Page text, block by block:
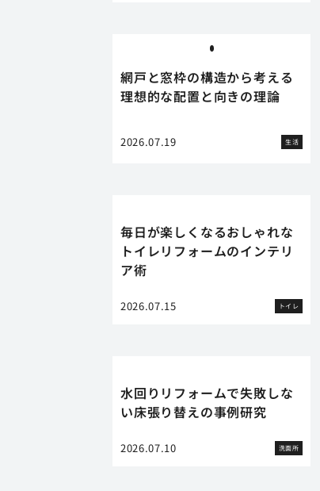
網戸と窓枠の構造から考える
理想的な配置と向きの理論
2026.07.19 生活
毎日が楽しくなるおしゃれな
トイレリフォームのインテリ
ア術
2026.07.15 トイレ
水回りリフォームで失敗しな
い床張り替えの事例研究
2026.07.10 洗面所